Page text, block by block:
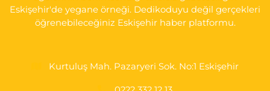
Eskişehir'de yegane örneği. Dedikoduyu değil gerçekleri
öğrenebileceğiniz Eskişehir haber platformu.
Kurtuluş Mah. Pazaryeri Sok. No:1 Eskişehir